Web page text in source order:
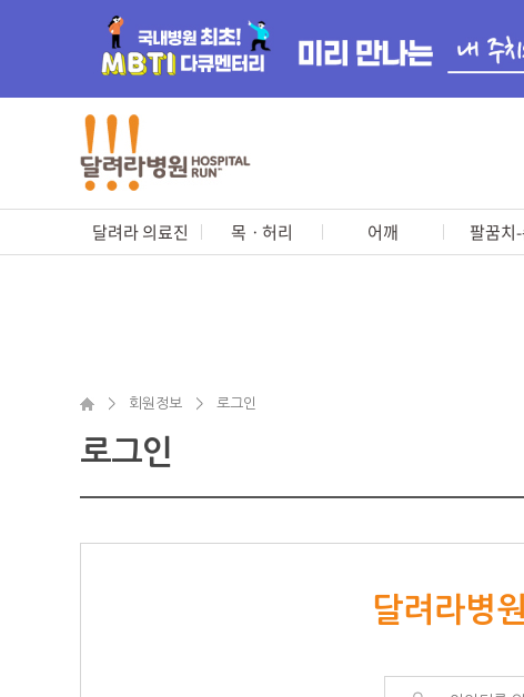
달려라 의료진 목ㆍ허리 어깨 팔꿈치
> 회원정보 > 로그인
로그인
달려라병원